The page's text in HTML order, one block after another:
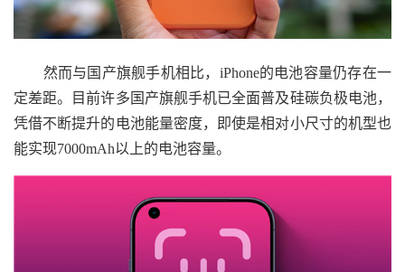
然而与国产旗舰手机相比，iPhone的电池容量仍存在一
定差距。目前许多国产旗舰手机已全面普及硅碳负极电池，
凭借不断提升的电池能量密度，即使是相对小尺寸的机型也
能实现7000mAh以上的电池容量。